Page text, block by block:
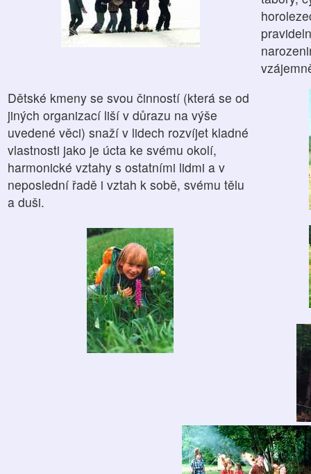
Dětské kmeny se svou činností (která se od
jiných organizací liší v důrazu na výše
uvedené věci) snaží v lidech rozvíjet kladné
vlastnosti jako je úcta ke svému okolí,
harmonické vztahy s ostatními lidmi a v
neposlední řadě i vztah k sobě, svému tělu
a duši.